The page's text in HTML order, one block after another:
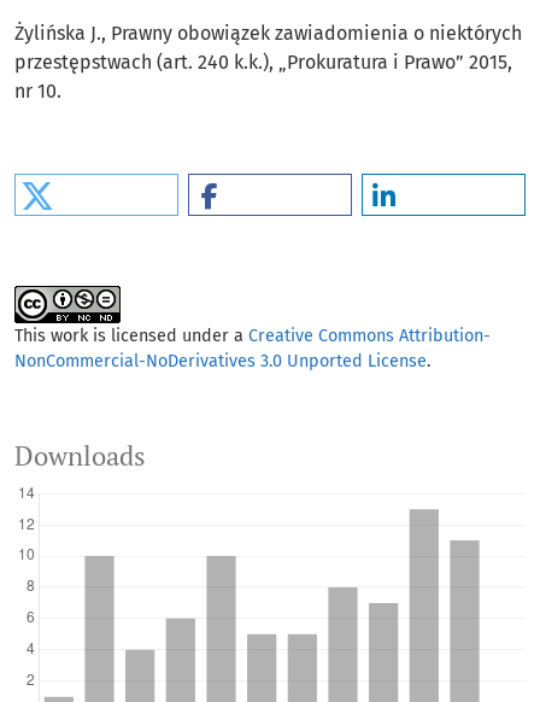
Żylińska J., Prawny obowiązek zawiadomienia o niektórych
przestępstwach (art. 240 k.k.), „Prokuratura i Prawo” 2015,
nr 10.
This work is licensed under a Creative Commons Attribution-
NonCommercial-NoDerivatives 3.0 Unported License.
Downloads